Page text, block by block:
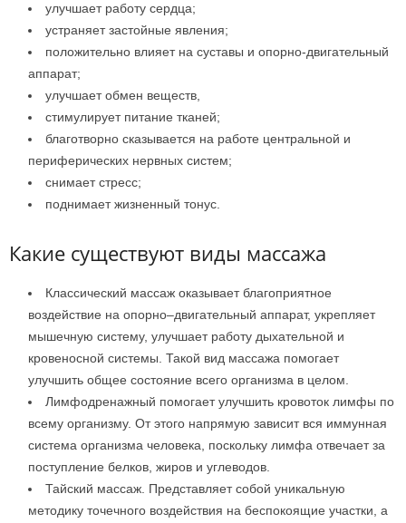
улучшает работу сердца;
устраняет застойные явления;
положительно влияет на суставы и опорно-двигательный
аппарат;
улучшает обмен веществ,
стимулирует питание тканей;
благотворно сказывается на работе центральной и
периферических нервных систем;
снимает стресс;
поднимает жизненный тонус.
Какие существуют виды массажа
Классический массаж оказывает благоприятное
воздействие на опорно–двигательный аппарат, укрепляет
мышечную систему, улучшает работу дыхательной и
кровеносной системы. Такой вид массажа помогает
улучшить общее состояние всего организма в целом.
Лимфодренажный помогает улучшить кровоток лимфы по
всему организму. От этого напрямую зависит вся иммунная
система организма человека, поскольку лимфа отвечает за
поступление белков, жиров и углеводов.
Тайский массаж. Представляет собой уникальную
методику точечного воздействия на беспокоящие участки, а